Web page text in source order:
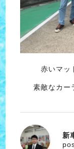
赤いマッ
素敵なカー
にし
新